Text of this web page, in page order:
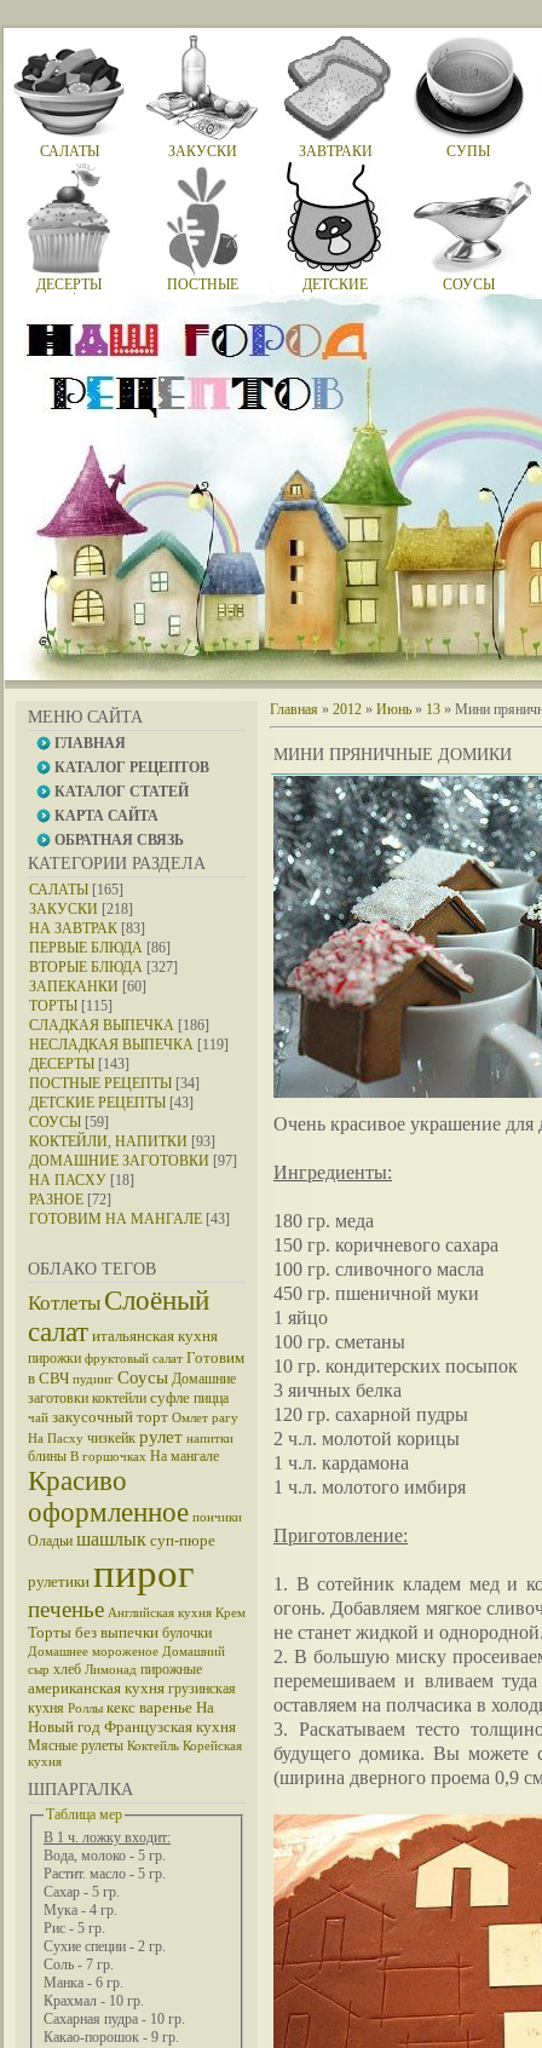
САЛАТЫ ЗАКУСКИ ЗАВТРАКИ СУПЫ
ДЕСЕРТЫ ПОСТНЫЕ ДЕТСКИЕ СОУСЫ
МЕНЮ САЙТА
ГЛАВНАЯ
КАТАЛОГ РЕЦЕПТОВ
КАТАЛОГ СТАТЕЙ
КАРТА САЙТА
ОБРАТНАЯ СВЯЗЬ
КАТЕГОРИИ РАЗДЕЛА
САЛАТЫ [165]
ЗАКУСКИ [218]
НА ЗАВТРАК [83]
ПЕРВЫЕ БЛЮДА [86]
ВТОРЫЕ БЛЮДА [327]
ЗАПЕКАНКИ [60]
ТОРТЫ [115]
СЛАДКАЯ ВЫПЕЧКА [186]
НЕСЛАДКАЯ ВЫПЕЧКА [119]
ДЕСЕРТЫ [143]
ПОСТНЫЕ РЕЦЕПТЫ [34]
ДЕТСКИЕ РЕЦЕПТЫ [43]
СОУСЫ [59]
КОКТЕЙЛИ, НАПИТКИ [93]
ДОМАШНИЕ ЗАГОТОВКИ [97]
НА ПАСХУ [18]
РАЗНОЕ [72]
ГОТОВИМ НА МАНГАЛЕ [43]
ОБЛАКО ТЕГОВ
Котлеты Слоёный
салат итальянская кухня
пирожки фруктовый салат Готовим
в СВЧ пудинг Соусы Домашние
заготовки коктейли суфле пицца
чай закусочный торт Омлет рагу
На Пасху чизкейк рулет напитки
блины В горшочках На мангале
Красиво
оформленное пончики
Оладьи шашлык суп-пюре
рулетики пирог
печенье Английская кухня Крем
Торты без выпечки булочки
Домашнее мороженое Домашний
сыр хлеб Лимонад пирожные
американская кухня грузинская
кухня Роллы кекс варенье На
Новый год Французская кухня
Мясные рулеты Коктейль Корейская
кухня
ШПАРГАЛКА
Таблица мер
В 1 ч. ложку входит:
Вода, молоко - 5 гр.
Растит. масло - 5 гр.
Сахар - 5 гр.
Мука - 4 гр.
Рис - 5 гр.
Сухие специи - 2 гр.
Соль - 7 гр.
Манка - 6 гр.
Крахмал - 10 гр.
Сахарная пудра - 10 гр.
Какао-порошок - 9 гр.
Главная » 2012 » Июнь » 13 » Мини
МИНИ ПРЯНИЧНЫЕ ДОМИКИ
Очень красивое украшение
Ингредиенты:
180 гр. меда
150 гр. коричневого сахара
100 гр. сливочного масла
450 гр. пшеничной муки
1 яйцо
100 гр. сметаны
10 гр. кондитерских посыпок
3 яичных белка
120 гр. сахарной пудры
2 ч.л. молотой корицы
1 ч.л. кардамона
1 ч.л. молотого имбиря
Приготовление:
1. В сотейник кладем мед и
огонь. Добавляем мягкое
не станет жидкой и
2. В большую миску
перемешиваем и вливаем
оставляем на полчасика в
3. Раскатываем тесто
будущего домика. Вы можете
(ширина дверного проема 0,9